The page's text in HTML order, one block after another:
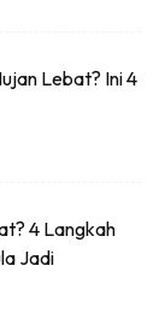
Lebat? Ini 4
4 Langkah
Jadi